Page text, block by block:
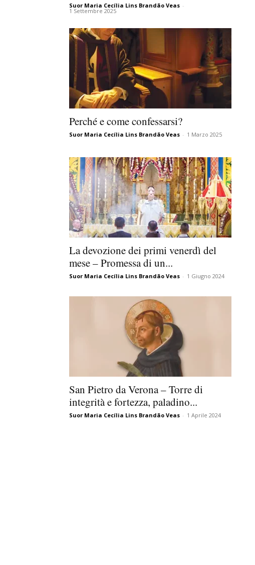
Suor Maria Cecília Lins Brandão Veas -
1 Settembre 2025
Perché e come confessarsi?
Suor Maria Cecília Lins Brandão Veas - 1 Marzo 2025
La devozione dei primi venerdì del
mese – Promessa di un...
Suor Maria Cecília Lins Brandão Veas - 1 Giugno 2024
San Pietro da Verona – Torre di
integrità e fortezza, paladino...
Suor Maria Cecília Lins Brandão Veas - 1 Aprile 2024